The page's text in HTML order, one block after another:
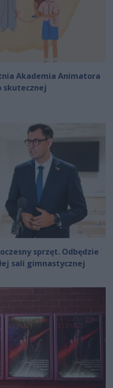
Akademia Animatora
skutecznej
sprzęt. Odbędzie
sali gimnastycznej